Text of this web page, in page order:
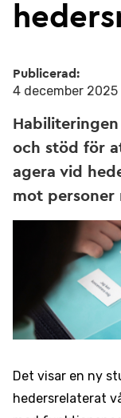
Publicerad:
4 december 2025
och stöd för
agera vid
mot personer
Det visar en ny
hedersrelaterat